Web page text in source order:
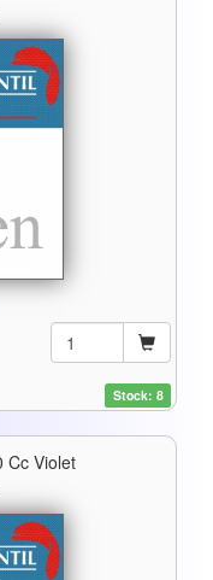
Stock: 8
Cc Violet